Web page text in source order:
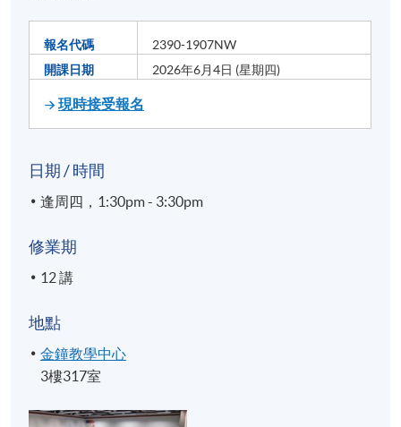
報名代碼
2390-1907NW
開課日期
2026年6月4日 (星期四)
現時接受報名
日期 / 時間
逢周四，1:30pm - 3:30pm
修業期
12 講
地點
金鐘教學中心
3樓317室